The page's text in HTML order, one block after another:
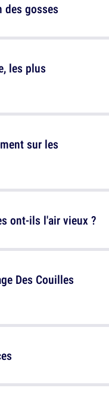
gosses
sur les
Des Couilles
les plus
ont-ils l'air vieux ?